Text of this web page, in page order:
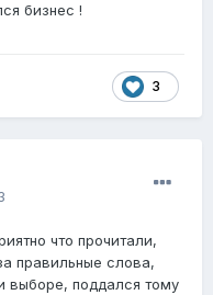
бизнес !
3
что прочитали,
правильные слова,
выборе, поддался тому